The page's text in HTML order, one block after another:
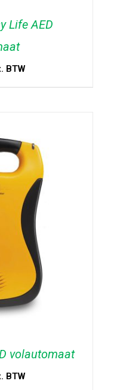
Life AED
BTW
volautomaat
BTW